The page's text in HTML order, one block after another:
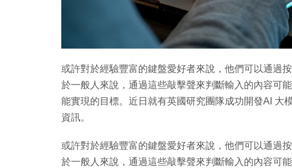
或許對於經驗豐富的鍵盤愛好者來說，他們可以通過
於一般人來說，通過這些敲擊聲來判斷輸入的內容可
能實現的目標。近日就有英國研究團隊成功開發AI 大
資訊。
或許對於經驗豐富的鍵盤愛好者來說，他們可以通過
於一般人來說，通過這些敲擊聲來判斷輸入的內容可